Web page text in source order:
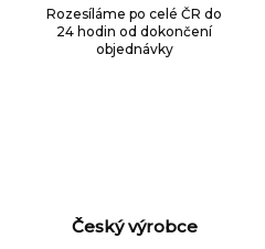
Rozesíláme po celé ČR do
24 hodin od dokončení
objednávky
Český výrobce